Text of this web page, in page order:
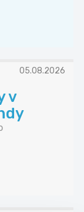
05.08.2026
v